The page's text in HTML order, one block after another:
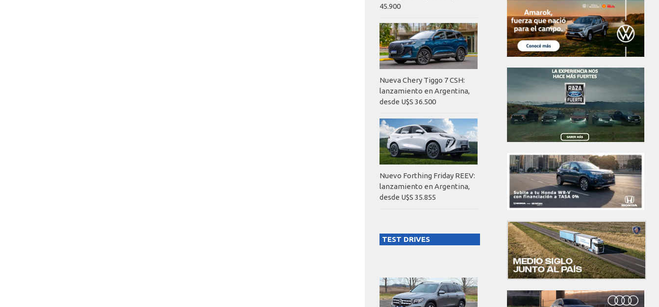
45.900
Nueva Chery Tiggo 7 CSH:
lanzamiento en Argentina,
desde U$S 36.500
Nuevo Forthing Friday REEV:
lanzamiento en Argentina,
desde U$S 35.855
TEST DRIVES